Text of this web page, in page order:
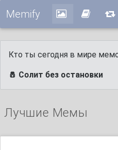
Memify
Кто ты сегодня в мире
🧂 Солит без остановки
Лучшие Мемы